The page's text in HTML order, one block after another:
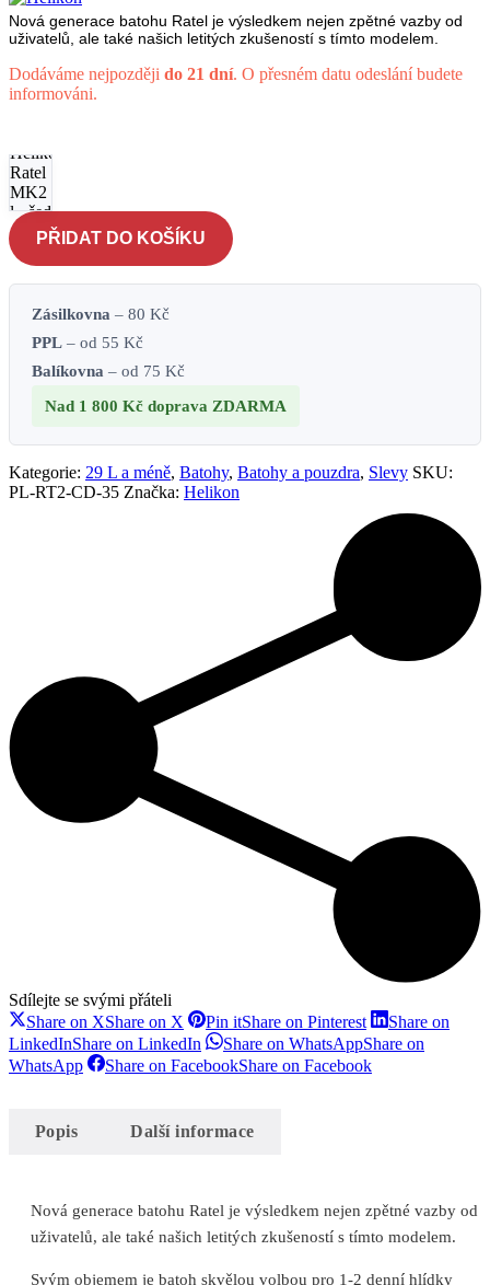
Nová generace batohu Ratel je výsledkem nejen zpětné vazby od
uživatelů, ale také našich letitých zkušeností s tímto modelem.
Dodáváme nejpozději do 21 dní. O přesném datu odeslání budete
informováni.
Helikon
Ratel
MK2 25
l - šedý
množstvíPŘIDAT DO KOŠÍKU
Zásilkovna – 80 Kč
PPL – od 55 Kč
Balíkovna – od 75 Kč
Nad 1 800 Kč doprava ZDARMA
Kategorie: 29 L a méně, Batohy, Batohy a pouzdra, Slevy SKU:
PL-RT2-CD-35 Značka: Helikon
Sdílejte se svými přáteli
Share on XShare on X Pin itShare on Pinterest
Share on
LinkedInShare on LinkedIn Share on WhatsAppShare on
WhatsApp
Share on FacebookShare on Facebook
Popis Další informace
Nová generace batohu Ratel je výsledkem nejen zpětné vazby od
uživatelů, ale také našich letitých zkušeností s tímto modelem.
Svým objemem je batoh skvělou volbou pro 1-2 denní hlídky